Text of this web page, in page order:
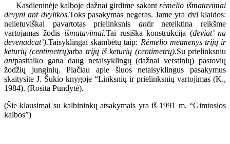
Kasdieninėje kalboje dažnai girdime sakantrėmelio išmatavimai
devyni ant dvylikos.Toks pasakymas negeras. Jame yra dvi klaidos:
nelietuviškai pavartotas prielinksnis antir neteiktina reikšme
vartojamas žodis išmatavimai.Tai rusiška konstrukcija (deviat’ na
devenadcat’).Taisyklingai skambėtų taip: Rėmelio metmenys trijų ir
keturių (centimetrų)arba trijų iš keturių (centimetrų).Su prielinksniu
antpasitaiko gana daug netaisyklingų (dažnai verstinių) pastovių
žodžių junginių. Plačiau apie šiuos netaisyklingus pasakymus
skaitysite J. Šukio knygoje “Linksnių ir prielinksnių vartojimas (K.,
1984). (Rosita Pundytė).
(Šie klausimai su kalbininkų atsakymais yra iš 1991 m. “Gimtosios
kalbos”)